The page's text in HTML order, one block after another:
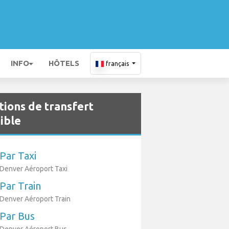
INFO HÔTELS français
de transfert
Par Taxi
Denver Aéroport Taxi
Par Train
Denver Aéroport Train
Par Bus